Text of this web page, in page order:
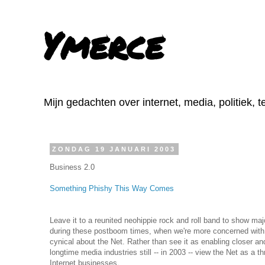
Ymerce
Mijn gedachten over internet, media, politiek,
ZONDAG 19 JANUARI 2003
Business 2.0
Something Phishy This Way Comes
Leave it to a reunited neohippie rock and roll band to show
during these postboom times, when we're more concerned
cynical about the Net. Rather than see it as enabling closer
longtime media industries still -- in 2003 -- view the Net as a
Internet businesses.